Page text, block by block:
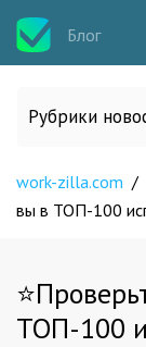
Блог
Рубрики
Все
Кейсы
work-zilla.com /
вы в ТОП-100
ТОП-100